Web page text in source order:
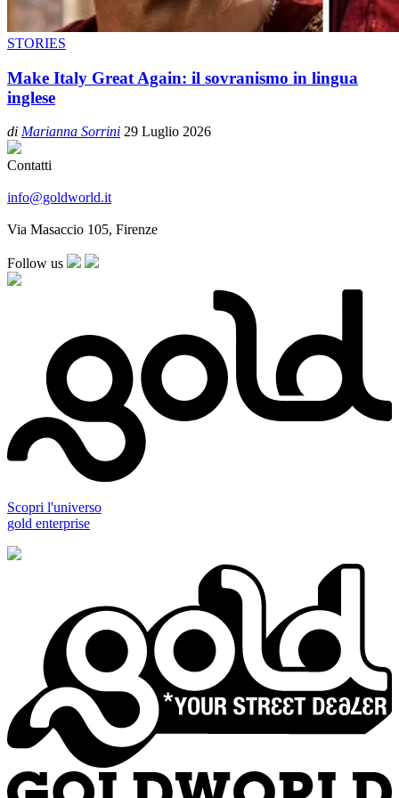
STORIES
Make Italy Great Again: il sovranismo in lingua
inglese
di Marianna Sorrini 29 Luglio 2026
Contatti
info@goldworld.it
Via Masaccio 105, Firenze
Follow us
Scopri l'universo
gold enterprise